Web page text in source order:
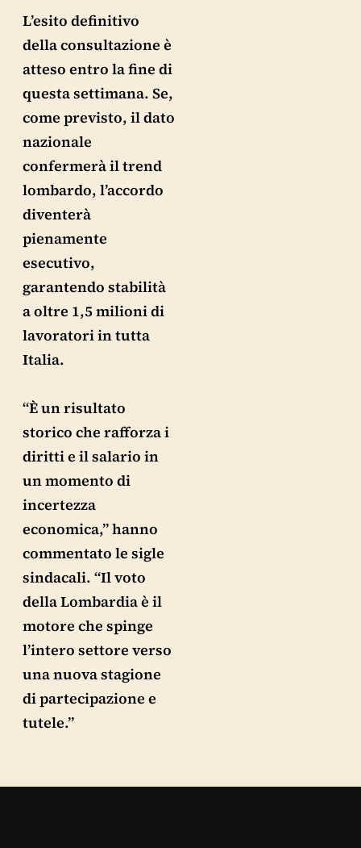
L’esito definitivo
della consultazione è
atteso entro la fine di
questa settimana. Se,
come previsto, il dato
nazionale
confermerà il trend
lombardo, l’accordo
diventerà
pienamente
esecutivo,
garantendo stabilità
a oltre 1,5 milioni di
lavoratori in tutta
Italia.
“È un risultato
storico che rafforza i
diritti e il salario in
un momento di
incertezza
economica,” hanno
commentato le sigle
sindacali. “Il voto
della Lombardia è il
motore che spinge
l’intero settore verso
una nuova stagione
di partecipazione e
tutele.”